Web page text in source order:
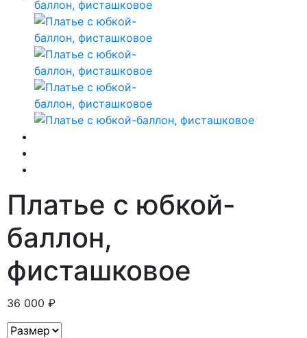
Платье с юбкой-
баллон,
фисташковое
36 000 ₽